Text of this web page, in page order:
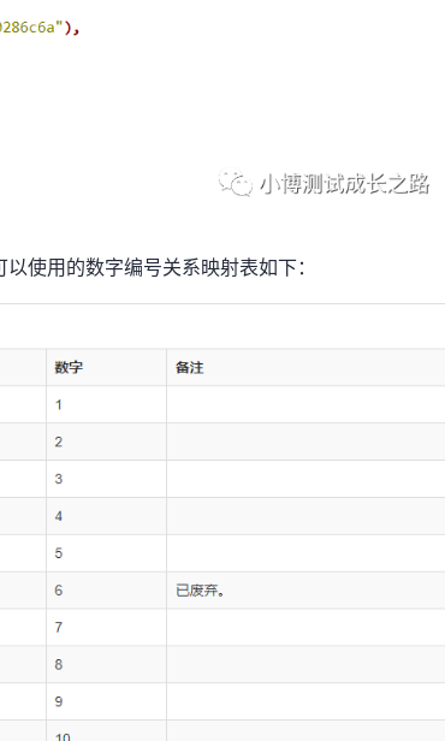
使用的数字编号关系映射表如下：